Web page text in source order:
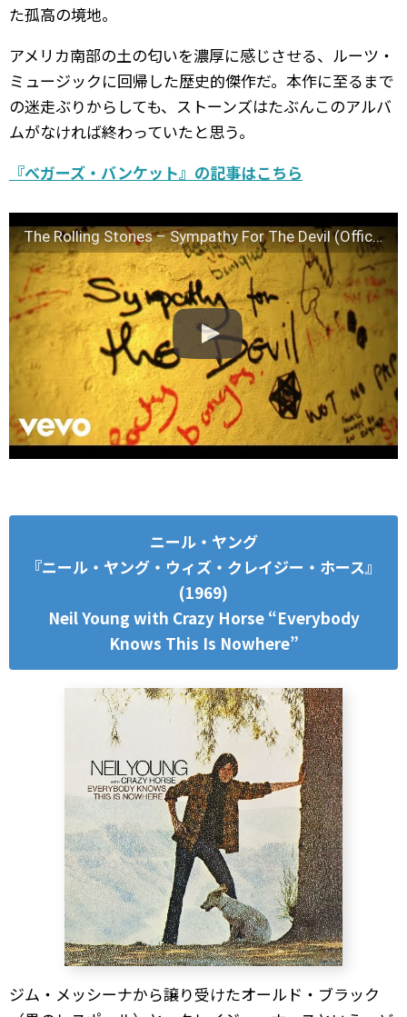
た孤高の境地。
アメリカ南部の土の匂いを濃厚に感じさせる、ルーツ・
ミュージックに回帰した歴史的傑作だ。本作に至るまで
の迷走ぶりからしても、ストーンズはたぶんこのアルバ
ムがなければ終わっていたと思う。
『べガーズ・バンケット』の記事はこちら
The Rolling Stones – Sympathy For The Devil (Official Lyric Video)
ニール・ヤング
『ニール・ヤング・ウィズ・クレイジー・ホース』
(1969)
Neil Young with Crazy Horse “Everybody
Knows This Is Nowhere”
ジム・メッシーナから譲り受けたオールド・ブラック